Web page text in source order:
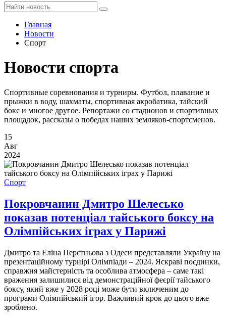
Главная
Новости
Спорт
Новости спорта
Спортивные соревнования и турниры. Футбол, плавание и
прыжки в воду, шахматы, спортивная акробатика, тайский
бокс и многое другое. Репортажи со стадионов и спортивных
площадок, рассказы о победах наших земляков-спортсменов.
15
Авг
2024
Спорт
Покровчанин Дмитро Шелесько
показав потенціал тайського боксу на
Олімпійських іграх у Парижі
Дмитро та Еліна Перстньова з Одеси представляли Україну на
презентаційному турнірі Олімпіади – 2024. Яскраві поєдинки,
справжня майстерність та особлива атмосфера – саме такі
враження залишилися від демонстраційної феєрії тайського
боксу, який вже у 2028 році може бути включеним до
програми Олімпійський ігор. Важливий крок до цього вже
зроблено.